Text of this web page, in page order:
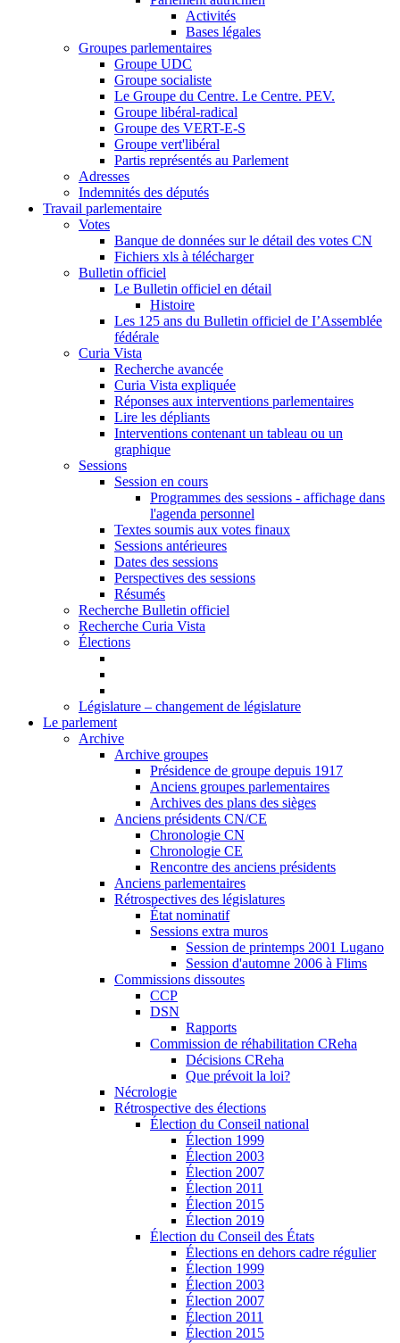
Activités
Bases légales
Groupes parlementaires
Groupe UDC
Groupe socialiste
Le Groupe du Centre. Le Centre. PEV.
Groupe libéral-radical
Groupe des VERT-E-S
Groupe vert'libéral
Partis représentés au Parlement
Adresses
Indemnités des députés
Travail parlementaire
Votes
Banque de données sur le détail des votes CN
Fichiers xls à télécharger
Bulletin officiel
Le Bulletin officiel en détail
Histoire
Les 125 ans du Bulletin officiel de I’Assemblée
fédérale
Curia Vista
Recherche avancée
Curia Vista expliquée
Réponses aux interventions parlementaires
Lire les dépliants
Interventions contenant un tableau ou un
graphique
Sessions
Session en cours
Programmes des sessions - affichage dans
l'agenda personnel
Textes soumis aux votes finaux
Sessions antérieures
Dates des sessions
Perspectives des sessions
Résumés
Recherche Bulletin officiel
Recherche Curia Vista
Élections
Législature – changement de législature
Le parlement
Archive
Archive groupes
Présidence de groupe depuis 1917
Anciens groupes parlementaires
Archives des plans des sièges
Anciens présidents CN/CE
Chronologie CN
Chronologie CE
Rencontre des anciens présidents
Anciens parlementaires
Rétrospectives des législatures
État nominatif
Sessions extra muros
Session de printemps 2001 Lugano
Session d'automne 2006 à Flims
Commissions dissoutes
CCP
DSN
Rapports
Commission de réhabilitation CReha
Décisions CReha
Que prévoit la loi?
Nécrologie
Rétrospective des élections
Élection du Conseil national
Élection 1999
Élection 2003
Élection 2007
Élection 2011
Élection 2015
Élection 2019
Élection du Conseil des États
Élections en dehors cadre régulier
Élection 1999
Élection 2003
Élection 2007
Élection 2011
Élection 2015